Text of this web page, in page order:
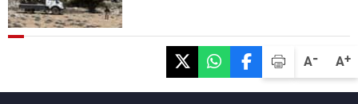
A+
A-